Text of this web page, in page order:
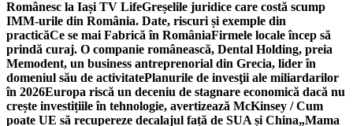
Românesc la Iași TV LifeGreșelile juridice care costă scump
IMM-urile din România. Date, riscuri și exemple din
practicăCe se mai Fabrică în RomâniaFirmele locale încep să
prindă curaj. O companie românească, Dental Holding, preia
Memodent, un business antreprenorial din Grecia, lider în
domeniul său de activitatePlanurile de invesţii ale miliardarilor
în 2026Europa riscă un deceniu de stagnare economică dacă nu
crește investițiile în tehnologie, avertizează McKinsey / Cum
poate UE să recupereze decalajul față de SUA și China„Mama